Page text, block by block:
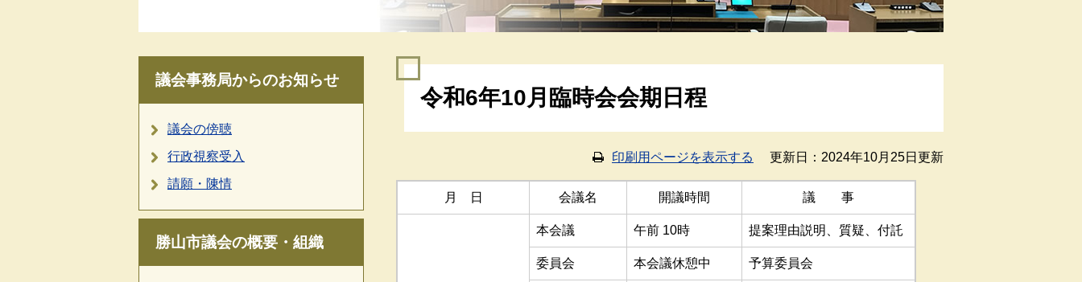
議会事務局からのお知らせ
議会の傍聴
行政視察受入
請願・陳情
勝山市議会の概要・組織
令和6年10月臨時会会期日程
印刷用ページを表示する 更新日：2024年10月25日更新
月 日 会議名 開議時間 議 事
本会議 午前 10時 提案理由説明、質疑、付託
委員会 本会議休憩中 予算委員会